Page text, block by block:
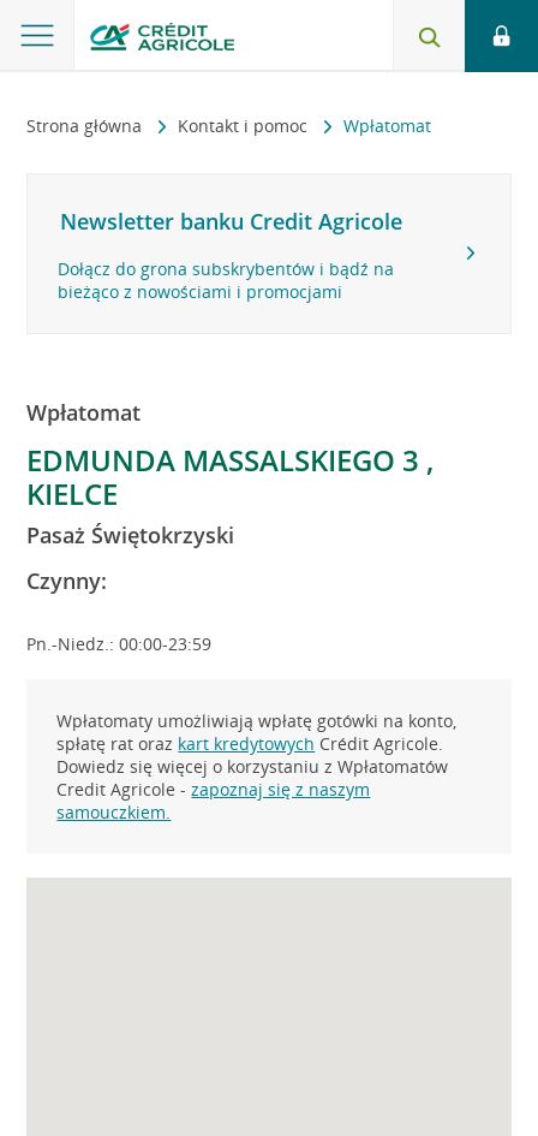
Strona główna Kontakt i pomoc Wpłatomat
Newsletter banku Credit Agricole
Dołącz do grona subskrybentów i bądź na
bieżąco z nowościami i promocjami
Wpłatomat
EDMUNDA MASSALSKIEGO 3 ,
KIELCE
Pasaż Świętokrzyski
Czynny:
Pn.-Niedz.: 00:00-23:59
Wpłatomaty umożliwiają wpłatę gotówki na konto,
spłatę rat oraz kart kredytowych Crédit Agricole.
Dowiedz się więcej o korzystaniu z Wpłatomatów
Credit Agricole -zapoznaj się z naszym
samouczkiem.